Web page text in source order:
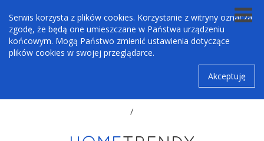
Serwis korzysta z plików cookies. Korzystanie z witryny oznacza
zgodę, że będą one umieszczane w Państwa urządzeniu
końcowym. Mogą Państwo zmienić ustawienia dotyczące
plików cookies w swojej przeglądarce.
Akceptuję
/